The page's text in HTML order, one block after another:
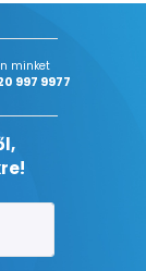
minket
997 9977